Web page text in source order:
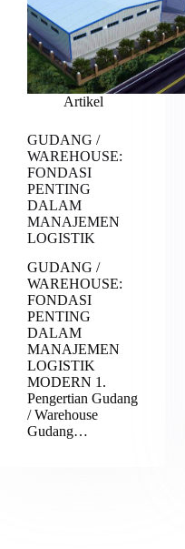
Artikel
GUDANG /
WAREHOUSE:
FONDASI
PENTING
DALAM
MANAJEMEN
LOGISTIK
GUDANG /
WAREHOUSE:
FONDASI
PENTING
DALAM
MANAJEMEN
LOGISTIK
MODERN 1.
Pengertian Gudang
/ Warehouse
Gudang…